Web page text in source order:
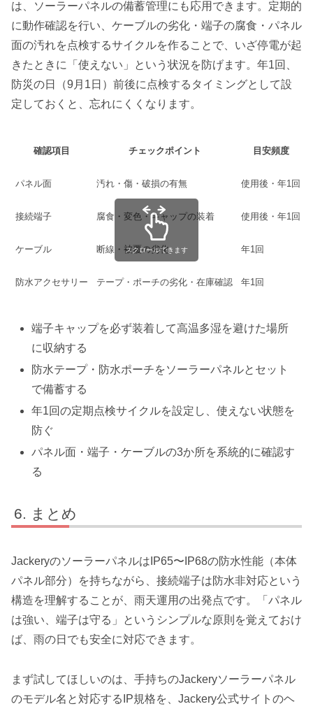
は、ソーラーパネルの備蓄管理にも応用できます。定期的
に動作確認を行い、ケーブルの劣化・端子の腐食・パネル
面の汚れを点検するサイクルを作ることで、いざ停電が起
きたときに「使えない」という状況を防げます。年1回、
防災の日（9月1日）前後に点検するタイミングとして設
定しておくと、忘れにくくなります。
確認項目 チェックポイント 目安頻度
パネル面 汚れ・傷・破損の有無 使用後・年1回
接続端子 腐食・変色・キャップの装着 使用後・年1回
ケーブル 断線・被覆の劣化 年1回
防水アクセサリー テープ・ポーチの劣化・在庫確認 年1回
スクロールできます
端子キャップを必ず装着して高温多湿を避けた場所
に収納する
防水テープ・防水ポーチをソーラーパネルとセット
で備蓄する
年1回の定期点検サイクルを設定し、使えない状態を
防ぐ
パネル面・端子・ケーブルの3か所を系統的に確認す
る
まとめ
JackeryのソーラーパネルはIP65〜IP68の防水性能（本体
パネル部分）を持ちながら、接続端子は防水非対応という
構造を理解することが、雨天運用の出発点です。「パネル
は強い、端子は守る」というシンプルな原則を覚えておけ
ば、雨の日でも安全に対応できます。
まず試してほしいのは、手持ちのJackeryソーラーパネル
のモデル名と対応するIP規格を、Jackery公式サイトのヘ